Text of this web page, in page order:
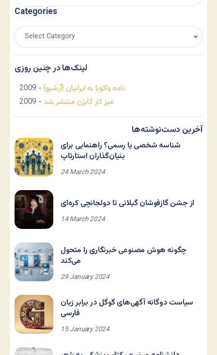
Categories
لینک‌ها در چنین روزی
نامه واکوپا به ایرانیان (آرشیو) - 2009
میز کار کایزن منتشر شد - 2009
آخرین دست‌نوشته‌ها
شناسه شخصی یا رسمی؟ راهنمایی برای
بنیان‌گذاران استارتاپ
24 March 2024
از جشن گازفوشان گیلانی تا دولجانچی کره‌ای
14 March 2024
چگونه هوش مصنوعی خبرنگاری را متحول
می‌کند
29 January 2024
سیاست دوگانه آگهی‌های گوگل در برابر زبان
فارسی
15 January 2024